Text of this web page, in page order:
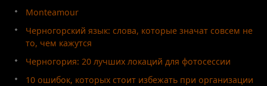
Monteamour
Черногорский язык: слова, которые значат совсем не
то, чем кажутся
Черногория: 20 лучших локаций для фотосессии
10 ошибок, которых стоит избежать при организации